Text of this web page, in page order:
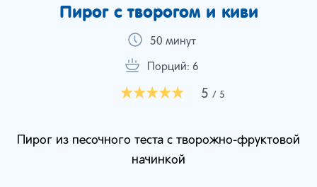
Пирог с творогом и киви
50 минут
Порций: 6
5 / 5
Пирог из песочного теста с творожно-фруктовой
начинкой